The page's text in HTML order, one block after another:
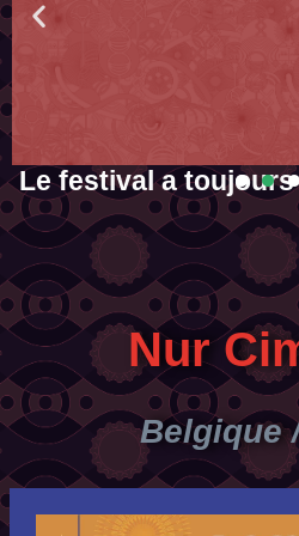
Le festival a
La Gratuité a un prix. Aide-nous à
la
En savoir
Nur
Belgique